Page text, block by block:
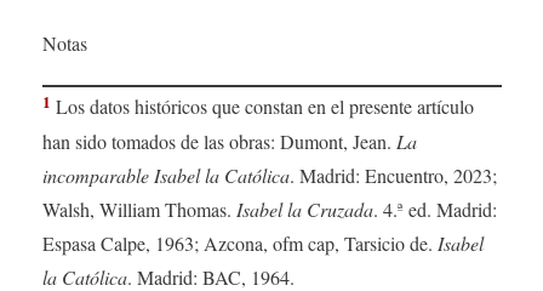
Notas
1 Los datos históricos que constan en el presente artículo
han sido tomados de las obras: Dumont, Jean. La
incomparable Isabel la Católica. Madrid: Encuentro, 2023;
Walsh, William Thomas. Isabel la Cruzada. 4.ª ed. Madrid:
Espasa Calpe, 1963; Azcona, ofm cap, Tarsicio de. Isabel
la Católica. Madrid: BAC, 1964.